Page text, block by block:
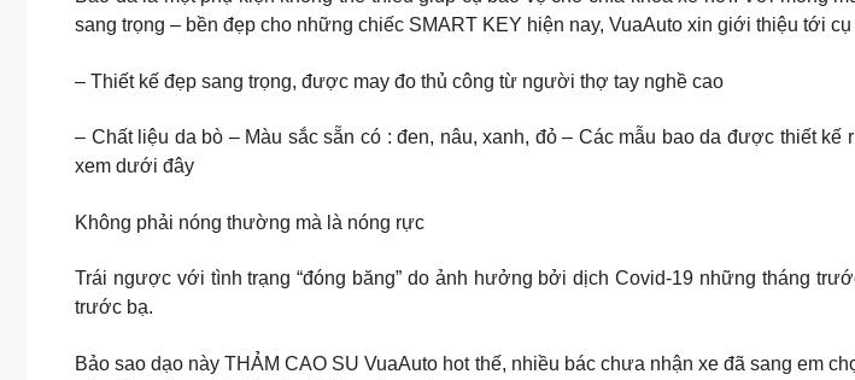
sang trọng – bền đẹp cho những chiếc SMART KEY hiện nay, VuaAuto xin giới thiệu tới
– Thiết kế đẹp sang trọng, được may đo thủ công từ người thợ tay nghề cao
– Chất liệu da bò – Màu sắc sẵn có : đen, nâu, xanh, đỏ – Các mẫu bao da được thiết
xem dưới đây
Không phải nóng thường mà là nóng rực
Trái ngược với tình trạng “đóng băng” do ảnh hưởng bởi dịch Covid-19 những tháng
trước bạ.
Bảo sao dạo này THẢM CAO SU VuaAuto hot thế, nhiều bác chưa nhận xe đã sang em